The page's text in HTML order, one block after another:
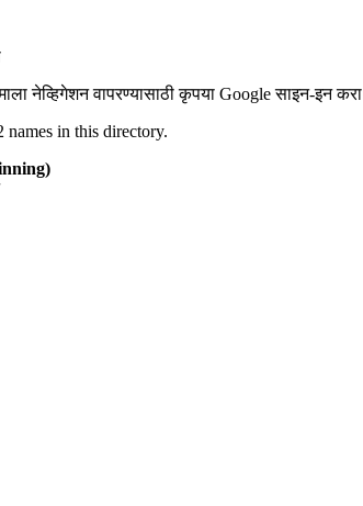
नेव्हिगेशन वापरण्यासाठी कृपया Google साइन-इन करा
names in this directory.